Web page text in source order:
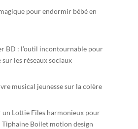
pour endormir bébé en
BD : l’outil incontournable pour
les réseaux sociaux
musical jeunesse sur la colère
un Lottie Files harmonieux pour
Boilet motion design